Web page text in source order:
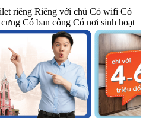
riêng Riêng với chủ Có wifi Có
Có ban công Có nơi sinh hoạt